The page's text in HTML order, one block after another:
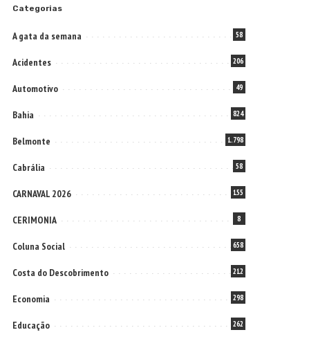
Categorias
A gata da semana 58
Acidentes 206
Automotivo 49
Bahia 824
Belmonte 1.798
Cabrália 58
CARNAVAL 2026 155
CERIMONIA 8
Coluna Social 658
Costa do Descobrimento 212
Economia 298
Educação 262